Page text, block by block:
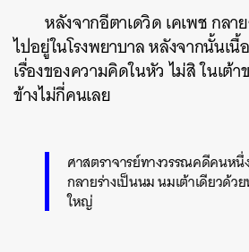
หลังจากอีตาเดวิด เคเพช กล
ไปอยู่ในโรงพยาบาล หลังจากนั้นเนื้
เรื่องของความคิดในหัว ไม่สิ ในเต้
ข้างไม่กี่คนเลย
ศาสตราจารย์ทางวรรณคดีคนหนึ่
กลายร่างเป็นนม นมเต้าเดียวด้ว
ใหญ่